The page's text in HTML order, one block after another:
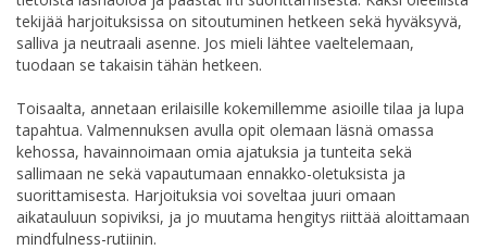
tekijää harjoituksissa on sitoutuminen hetkeen sekä hyväksyvä,
salliva ja neutraali asenne. Jos mieli lähtee vaeltelemaan,
tuodaan se takaisin tähän hetkeen.
Toisaalta, annetaan erilaisille kokemillemme asioille tilaa ja lupa
tapahtua. Valmennuksen avulla opit olemaan läsnä omassa
kehossa, havainnoimaan omia ajatuksia ja tunteita sekä
sallimaan ne sekä vapautumaan ennakko-oletuksista ja
suorittamisesta. Harjoituksia voi soveltaa juuri omaan
aikatauluun sopiviksi, ja jo muutama hengitys riittää aloittamaan
mindfulness-rutiinin.